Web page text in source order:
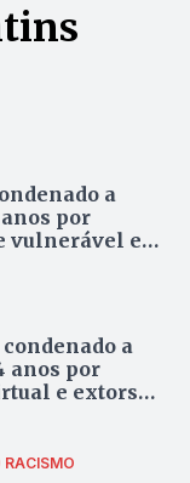
a
por
vulnerável em
a
anos por
e extorsão
RACISMO